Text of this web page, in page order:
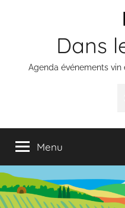
Dans
Agenda événements
Menu